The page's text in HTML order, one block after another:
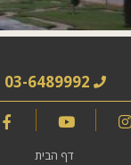
03-6489992
דף הבית